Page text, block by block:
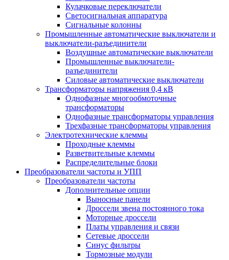
Кулачковые переключатели
Светосигнальная аппаратура
Сигнальные колонны
Промышленные автоматические выключатели и
выключатели-разъединители
Воздушные автоматические выключатели
Промышленные выключатели-
разъединители
Силовые автоматические выключатели
Трансформаторы напряжения 0,4 кВ
Однофазные многообмоточные
трансформаторы
Однофазные трансформаторы управления
Трехфазные трансформаторы управления
Электротехнические клеммы
Проходные клеммы
Разветвительные клеммы
Распределительные блоки
Преобразователи частоты и УПП
Преобразователи частоты
Дополнительные опции
Выносные панели
Дроссели звена постоянного тока
Моторные дроссели
Платы управления и связи
Сетевые дроссели
Синус фильтры
Тормозные модули